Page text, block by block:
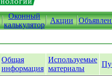
Оконный
калькулятор
Акции
Общая
информация
Используемые
материалы